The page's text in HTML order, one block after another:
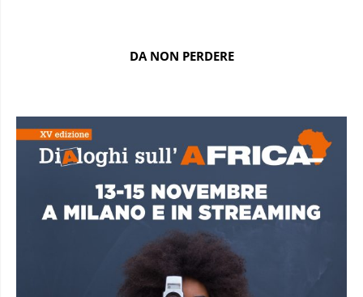
DA NON PERDERE